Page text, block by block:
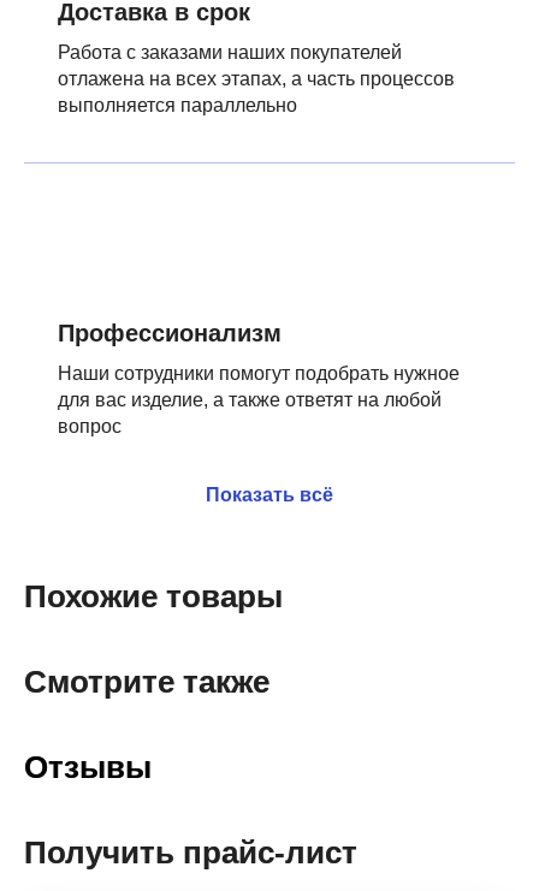
Доставка в срок
Работа с заказами наших покупателей
отлажена на всех этапах, а часть процессов
выполняется параллельно
Профессионализм
Наши сотрудники помогут подобрать нужное
для вас изделие, а также ответят на любой
вопрос
Показать всё
Похожие товары
Смотрите также
Отзывы
Получить прайс-лист